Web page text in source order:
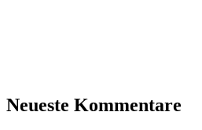
Neueste Kommentare